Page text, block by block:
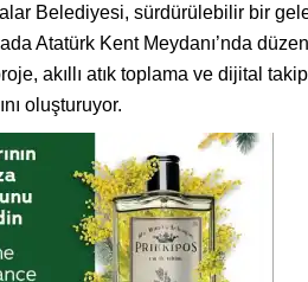
Belediyesi, sürdürülebilir bir
Atatürk Kent Meydanı’nda
akıllı atık toplama ve dijital
oluşturuyor.